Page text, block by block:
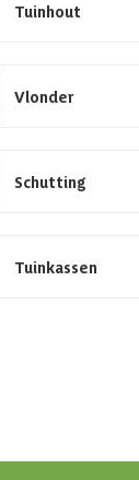
Tuinhout
Vlonder
Schutting
Tuinkassen